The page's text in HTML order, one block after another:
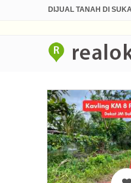
DIJUAL TANAH DI